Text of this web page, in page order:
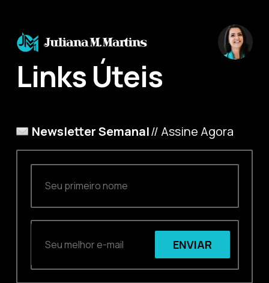
Links Úteis
// Assine Agora
Newsletter Semanal
ENVIAR